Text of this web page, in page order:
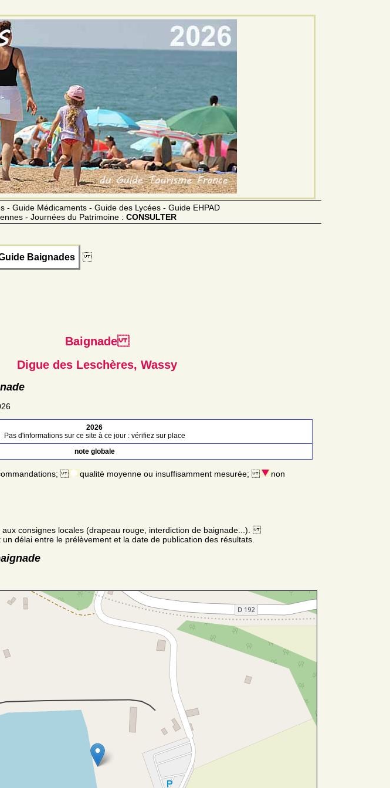
Guide Médicaments - Guide des Lycées - Guide EHPAD
- Journées du Patrimoine : CONSULTER
Baignades
Baignade
Digue des Leschères, Wassy
2026
Pas d'informations sur ce site à ce jour : vérifiez sur place
note globale
qualité moyenne ou insuffisamment mesurée;
non
aux consignes locales (drapeau rouge, interdiction de baignade...).
délai entre le prélèvement et la date de publication des résultats.